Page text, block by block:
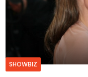
SHOWBIZ